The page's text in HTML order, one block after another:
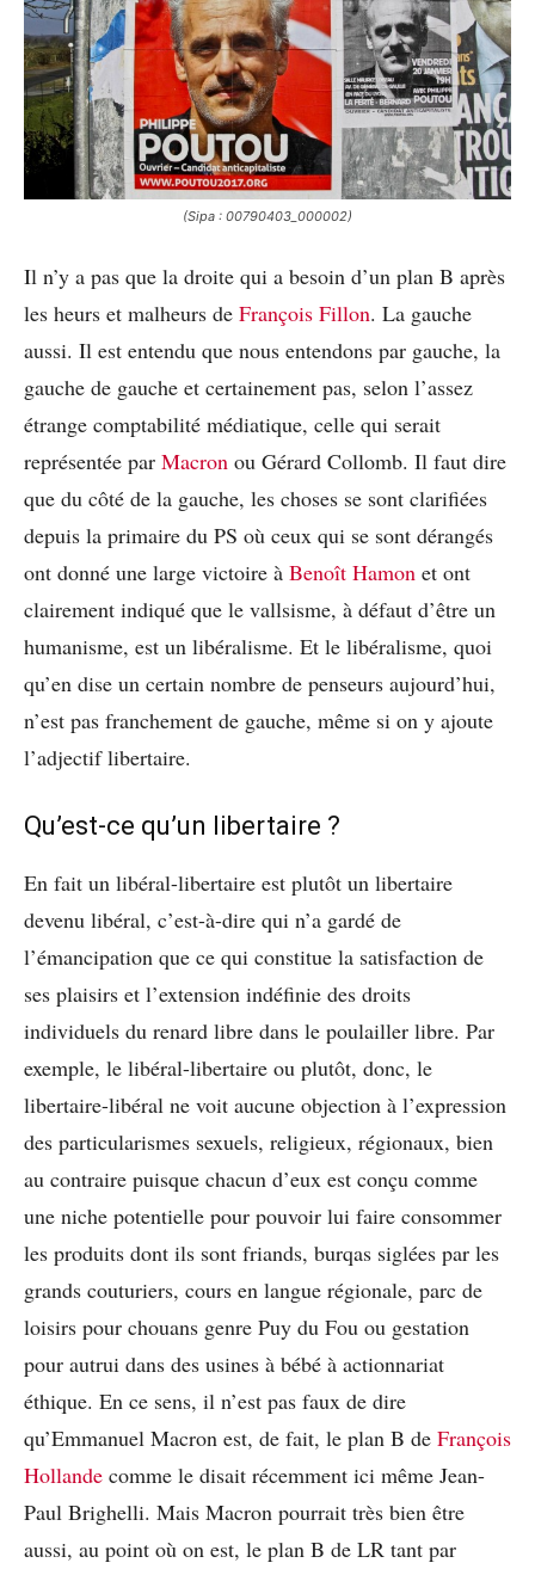
(Sipa : 00790403_000002)
Il n’y a pas que la droite qui a besoin d’un plan B après
les heurs et malheurs de François Fillon. La gauche
aussi. Il est entendu que nous entendons par gauche, la
gauche de gauche et certainement pas, selon l’assez
étrange comptabilité médiatique, celle qui serait
représentée par Macron ou Gérard Collomb. Il faut dire
que du côté de la gauche, les choses se sont clarifiées
depuis la primaire du PS où ceux qui se sont dérangés
ont donné une large victoire à Benoît Hamon et ont
clairement indiqué que le vallsisme, à défaut d’être un
humanisme, est un libéralisme. Et le libéralisme, quoi
qu’en dise un certain nombre de penseurs aujourd’hui,
n’est pas franchement de gauche, même si on y ajoute
l’adjectif libertaire.
Qu’est-ce qu’un libertaire ?
En fait un libéral-libertaire est plutôt un libertaire
devenu libéral, c’est-à-dire qui n’a gardé de
l’émancipation que ce qui constitue la satisfaction de
ses plaisirs et l’extension indéfinie des droits
individuels du renard libre dans le poulailler libre. Par
exemple, le libéral-libertaire ou plutôt, donc, le
libertaire-libéral ne voit aucune objection à l’expression
des particularismes sexuels, religieux, régionaux, bien
au contraire puisque chacun d’eux est conçu comme
une niche potentielle pour pouvoir lui faire consommer
les produits dont ils sont friands, burqas siglées par les
grands couturiers, cours en langue régionale, parc de
loisirs pour chouans genre Puy du Fou ou gestation
pour autrui dans des usines à bébé à actionnariat
éthique. En ce sens, il n’est pas faux de dire
qu’Emmanuel Macron est, de fait, le plan B de François
Hollande comme le disait récemment ici même Jean-
Paul Brighelli. Mais Macron pourrait très bien être
aussi, au point où on est, le plan B de LR tant par